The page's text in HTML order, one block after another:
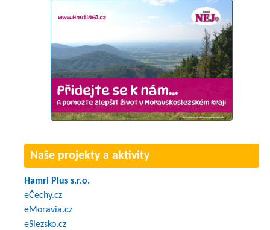
Naše projekty a aktivity
Hamri Plus s.r.o.
eČechy.cz
eMoravia.cz
eSlezsko.cz